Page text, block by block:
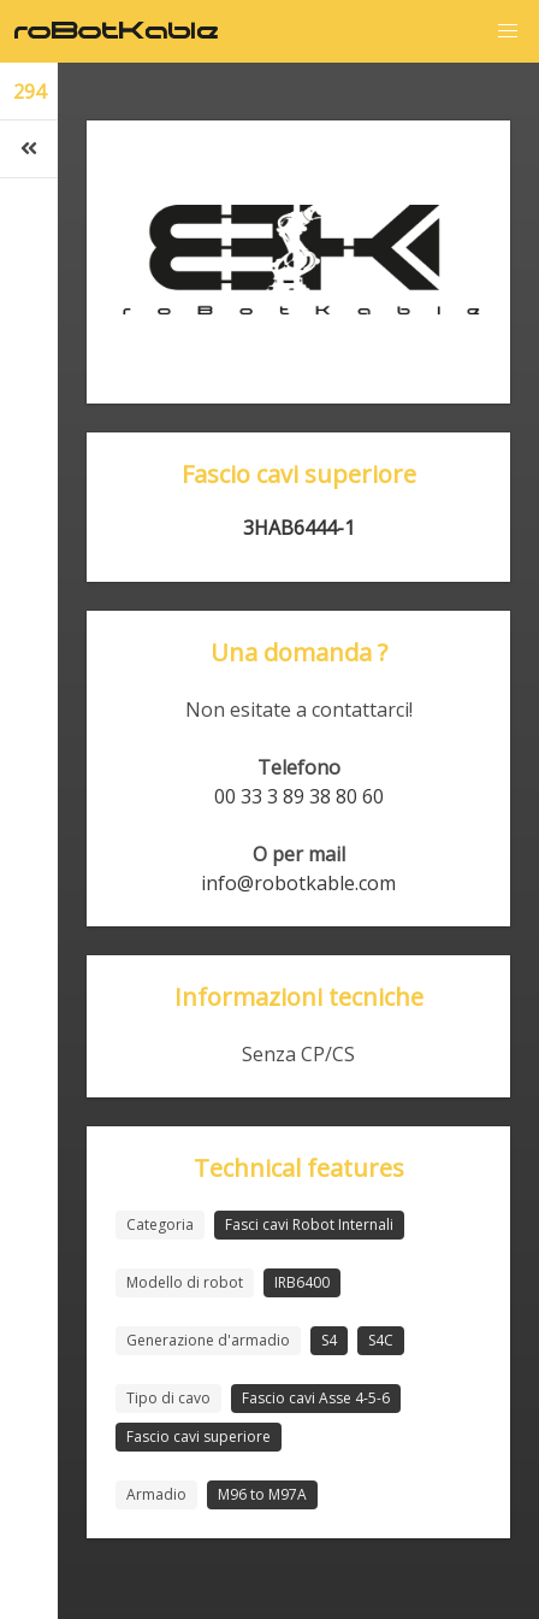
294
Fascio cavi superiore
3HAB6444-1
Una domanda ?
Non esitate a contattarci!
Telefono
00 33 3 89 38 80 60
O per mail
info@robotkable.com
Informazioni tecniche
Senza CP/CS
Technical features
Categoria Fasci cavi Robot Internali
Modello di robot IRB6400
Generazione d'armadio S4 S4C
Tipo di cavo
Fascio cavi Asse 4-5-6
Fascio cavi superiore
Armadio M96 to M97A